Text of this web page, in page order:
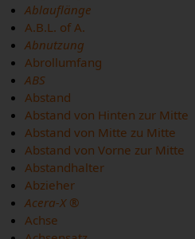
Ablauflänge
A.B.L. of A.
Abnutzung
Abrollumfang
ABS
Abstand
Abstand von Hinten zur Mitte
Abstand von Mitte zu Mitte
Abstand von Vorne zur Mitte
Abstandhalter
Abzieher
Acera-X ®
Achse